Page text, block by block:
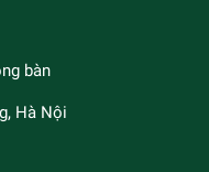
bàn
Hà Nội